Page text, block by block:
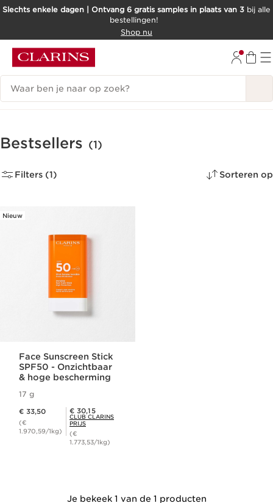
DOORGAAN NAAR INHOUD
Slechts enkele dagen | Ontvang 6 gratis samples in plaats van 3 bij alle
bestellingen!
Shop nu
Zoekgeschiedenis
Bestsellers (1)
Filters (1) Sorteren op
Nieuw
Face Sunscreen Stick
SPF50 - Onzichtbaar
& hoge bescherming
17 g
€ 33,50
(€
1.970,59/1kg)
Club Clarins Prijs € 30,15
€ 30,15
CLUB CLARINS
PRIJS
(€
1.773,53/1kg)
Je bekeek 1 van de 1 producten